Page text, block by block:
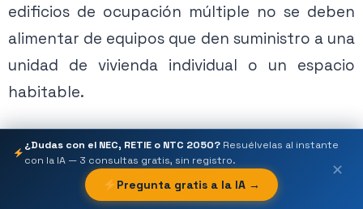
edificios de ocupación múltiple no se deben
alimentar de equipos que den suministro a una
unidad de vivienda individual o un espacio
habitable.
Aclaraciones y explicación de lo que se puede
alimentar desde los circuitos ramales de
edificios con mas de unaocupación:
¿Dudas con el NEC, RETIE o NTC 2050? Resuélvelas al instante
con la IA — 3 consultas gratis, sin registro.
Pregunta gratis a la IA →
✕